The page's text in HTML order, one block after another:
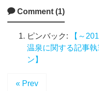
Comment (1)
ピンバック:
【～
温泉に関する記事
ン】
« Prev